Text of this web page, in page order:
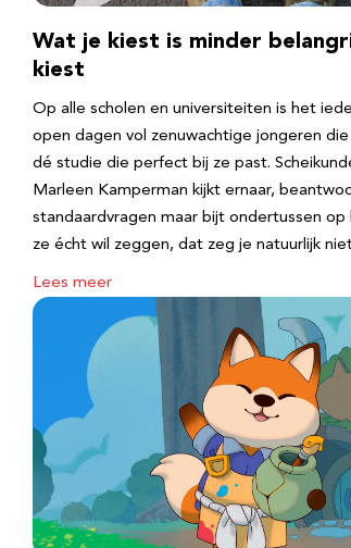
Wat je kiest is minder
kiest
Op alle scholen en universiteiten is het
open dagen vol zenuwachtige jongeren
dé studie die perfect bij ze past.
Marleen Kamperman kijkt ernaar,
standaardvragen maar bijt ondertussen op
ze écht wil zeggen, dat zeg je natuurlijk
Lees meer